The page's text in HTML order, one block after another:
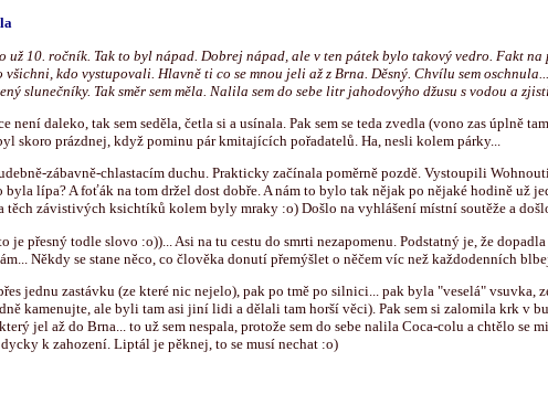
už 10. ročník. Tak to byl nápad. Dobrej nápad, ale v ten pátek bylo takový vedro. Fakt
kdo vystupovali. Hlavně ti co se mnou jeli až z Brna. Děsný. Chvílu sem
slunečníky. Tak směr sem měla. Nalila sem do sebe litr jahodovýho džusu s vodou a
není daleko, tak sem seděla, četla si a usínala. Pak sem se teda zvedla (vono zas
skoro prázdnej, když pominu pár kmitajících pořadatelů. Ha, nesli kolem párky...
zábavně-chlastacím duchu. Prakticky začínala poměrně pozdě. Vystoupili
byla lípa? A foťák na tom držel dost dobře. A nám to bylo tak nějak po nějaké hodině
závistivých ksichtíků kolem byly mraky :o) Došlo na vyhlášení místní soutěže a
je přesný todle slovo :o))... Asi na tu cestu do smrti nezapomenu. Podstatný je, že
Někdy se stane něco, co člověka donutí přemýšlet o něčem víc než každodenních
jednu zastávku (ze které nic nejelo), pak po tmě po silnici... pak byla "veselá"
kamenujte, ale byli tam asi jiní lidi a dělali tam horší věci). Pak sem si zalomila krk v
jel až do Brna... to už sem nespala, protože sem do sebe nalila Coca-colu a chtělo
k zahození. Liptál je pěknej, to se musí nechat :o)